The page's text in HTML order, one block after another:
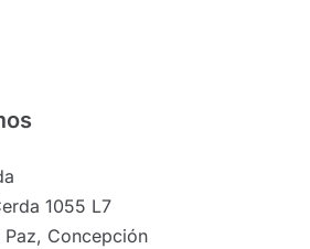
1055 L7
Paz, Concepción